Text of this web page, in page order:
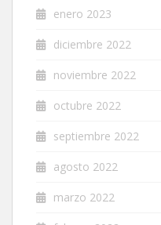
enero 2023
diciembre 2022
noviembre 2022
octubre 2022
septiembre 2022
agosto 2022
marzo 2022